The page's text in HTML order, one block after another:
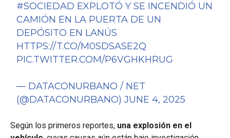
#SOCIEDAD EXPLOTÓ Y SE INCENDIÓ UN
CAMIÓN EN LA PUERTA DE UN
DEPÓSITO EN LANÚS
HTTPS://T.CO/M0SDSASE2Q
PIC.TWITTER.COM/P6VGHKHRUG
— DATACONURBANO / NET
(@DATACONURBANO)JUNE 4, 2025
Según los primeros reportes, una explosión en el